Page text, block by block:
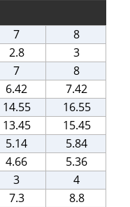
7
8
2.8
3
7
8
6.42
7.42
14.55
16.55
13.45
15.45
5.14
5.84
4.66
5.36
3
4
7.3
8.8